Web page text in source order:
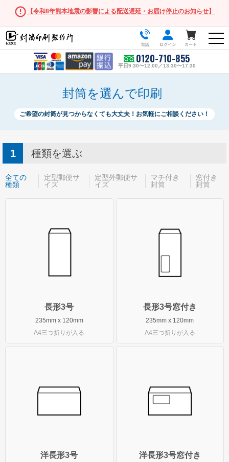
【令和8年熊本地震の影響による配送遅延・お届け停止のお知らせ】
0120-710-855
平日9:30〜12:00／13:30〜17:30
長形3号
長形・洋形サイズ
長形3号窓付き
長形2号
洋形2号タテ
長形4号
洋形4号タテ窓付き
封筒を選んで印刷
ご希望の封筒が見つからなくても大丈夫！お気軽にご相談ください！
種類を選ぶ
全ての
種類
定型郵便サ
イズ
定型外郵便サ
イズ
マチ付き
封筒
窓付き
封筒
長形3号
235mm x 120mm
A4三つ折りが入る
長形3号窓付き
235mm x 120mm
A4三つ折りが入る
洋長形3号 洋長形3号窓付き